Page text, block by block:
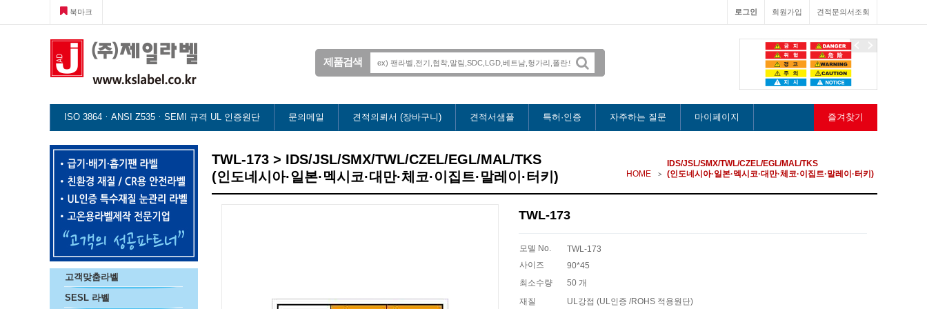
북마크 견적문의서조회
회원가입
로그인
제품검색
ISO 3864ㆍANSI Z535ㆍSEMI 규격 UL 인증원단 문의메일 견적의뢰서 (장바구니) 견적서샘플 특허·인증 자주하는 질문 마이페이지 즐겨찾기
고객맞춤라벨
SESL 라벨
TWL-173 > IDS/JSL/SMX/TWL/CZEL/EGL/MAL/TKS
(인도네시아·일본·멕시코·대만·체코·이집트·말레이·터키)
HOME
IDS/JSL/SMX/TWL/CZEL/EGL/MAL/TKS
(인도네시아·일본·멕시코·대만·체코·이집트·말레이·터키)
TWL-173
모델 No.
TWL-173
사이즈
90*45
최소수량
50 개
재질
UL강접 (UL인증 /ROHS 적용원단)